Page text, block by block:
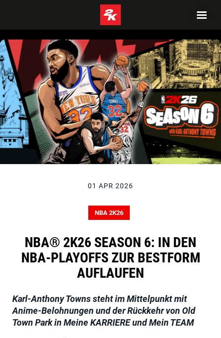
01 APR 2026
NBA 2K26
NBA® 2K26 SEASON 6: IN DEN
NBA-PLAYOFFS ZUR BESTFORM
AUFLAUFEN
Karl-Anthony Towns steht im Mittelpunkt mit
Anime-Belohnungen und der Rückkehr von Old
Town Park in Meine KARRIERE und Mein TEAM